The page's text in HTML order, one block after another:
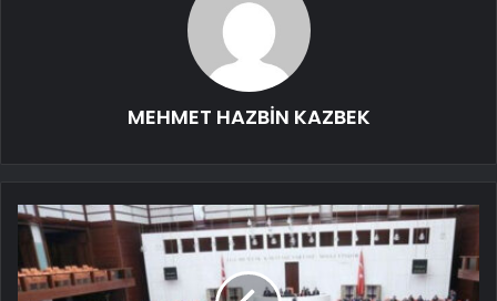
MEHMET HAZBİN KAZBEK